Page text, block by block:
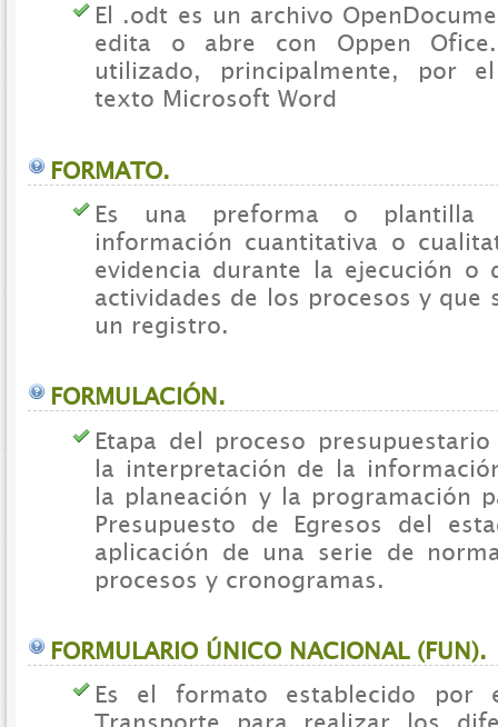
El .odt es un archivo
edita o abre con Oppen
utilizado, principalmente, por
texto Microsoft Word
FORMATO.
Es una preforma o plantilla
información cuantitativa o
evidencia durante la ejecución o
actividades de los procesos y que
un registro.
FORMULACIÓN.
Etapa del proceso
la interpretación de la
la planeación y la programación
Presupuesto de Egresos del
aplicación de una serie de
procesos y cronogramas.
FORMULARIO ÚNICO NACIONAL (FUN).
Es el formato establecido por